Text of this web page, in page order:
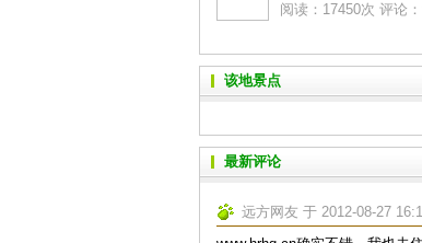
略
阅读：17450次 评论
该地景点
最新评论
远方网友 于 2012-08-27